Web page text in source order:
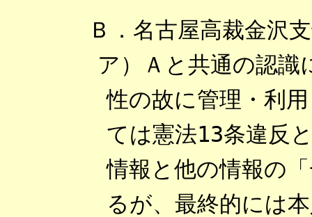
Ｂ．名古屋高裁金沢
ア）Ａと共通の認識
性の故に管理・利
ては憲法13条違反
情報と他の情報の
るが、最終的には